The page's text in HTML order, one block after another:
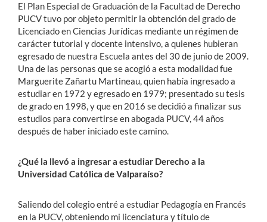
El Plan Especial de Graduación de la Facultad de Derecho
PUCV tuvo por objeto permitir la obtención del grado de
Licenciado en Ciencias Jurídicas mediante un régimen de
carácter tutorial y docente intensivo, a quienes hubieran
egresado de nuestra Escuela antes del 30 de junio de 2009.
Una de las personas que se acogió a esta modalidad fue
Marguerite Zañartu Martineau, quien había ingresado a
estudiar en 1972 y egresado en 1979; presentado su tesis
de grado en 1998, y que en 2016 se decidió a finalizar sus
estudios para convertirse en abogada PUCV, 44 años
después de haber iniciado este camino.
¿Qué la llevó a ingresar a estudiar Derecho a la
Universidad Católica de Valparaíso?
Saliendo del colegio entré a estudiar Pedagogía en Francés
en la PUCV, obteniendo mi licenciatura y título de